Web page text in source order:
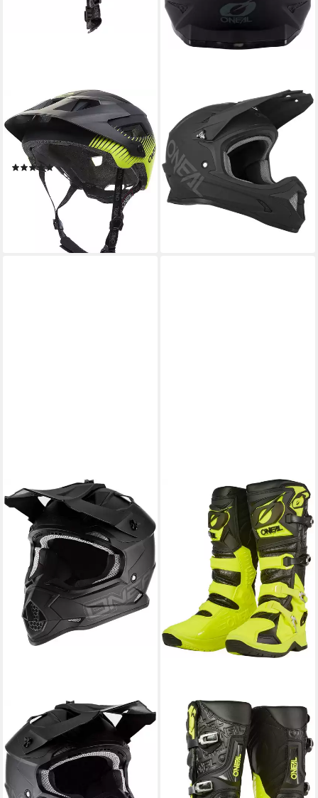
O’NEAL
Allroundhelm Defender Grill
Fahrradhelm, reflektierende,
Leichtgewicht
(5)
41,49 € 69,99 €
lieferbar - in 2-3 Werktagen bei dir
Allroundhelm Sonus Solid
Jugend Downhill Helm
84,53 €
lieferbar - in 4-5 Werktagen bei dir